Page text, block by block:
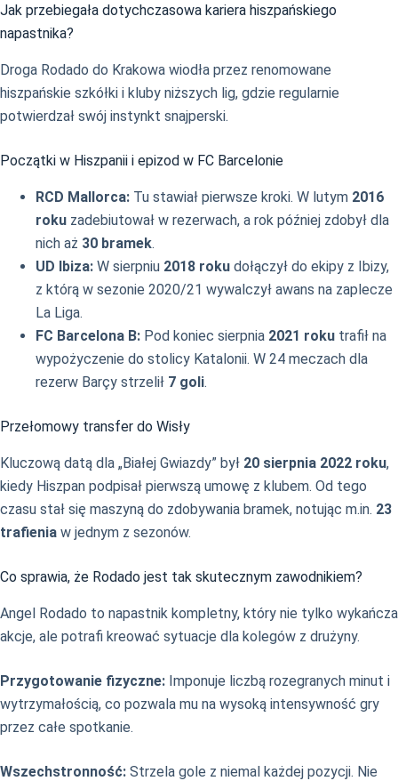
Jak przebiegała dotychczasowa kariera hiszpańskiego
napastnika?
Droga Rodado do Krakowa wiodła przez renomowane
hiszpańskie szkółki i kluby niższych lig, gdzie regularnie
potwierdzał swój instynkt snajperski.
Początki w Hiszpanii i epizod w FC Barcelonie
RCD Mallorca: Tu stawiał pierwsze kroki. W lutym 2016
roku zadebiutował w rezerwach, a rok później zdobył dla
nich aż 30 bramek.
UD Ibiza: W sierpniu 2018 roku dołączył do ekipy z Ibizy,
z którą w sezonie 2020/21 wywalczył awans na zaplecze
La Liga.
FC Barcelona B: Pod koniec sierpnia 2021 roku trafił na
wypożyczenie do stolicy Katalonii. W 24 meczach dla
rezerw Barçy strzelił 7 goli.
Przełomowy transfer do Wisły
Kluczową datą dla „Białej Gwiazdy” był 20 sierpnia 2022 roku,
kiedy Hiszpan podpisał pierwszą umowę z klubem. Od tego
czasu stał się maszyną do zdobywania bramek, notując m.in. 23
trafienia w jednym z sezonów.
Co sprawia, że Rodado jest tak skutecznym zawodnikiem?
Angel Rodado to napastnik kompletny, który nie tylko wykańcza
akcje, ale potrafi kreować sytuacje dla kolegów z drużyny.
Przygotowanie fizyczne: Imponuje liczbą rozegranych minut i
wytrzymałością, co pozwala mu na wysoką intensywność gry
przez całe spotkanie.
Wszechstronność: Strzela gole z niemal każdej pozycji. Nie